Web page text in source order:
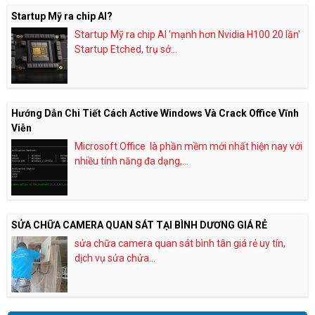
Startup Mỹ ra chip AI?
Startup Mỹ ra chip AI 'mạnh hơn Nvidia H100 20 lần'
Startup Etched, trụ sở...
Hướng Dẫn Chi Tiết Cách Active Windows Và Crack Office Vĩnh
Viễn
Microsoft Office là phần mềm mới nhất hiện nay với
nhiều tính năng đa dạng,...
SỬA CHỮA CAMERA QUAN SÁT TẠI BÌNH DƯƠNG GIÁ RẺ
sửa chữa camera quan sát bình tân giá rẻ uy tín,
dịch vụ sửa chửa...